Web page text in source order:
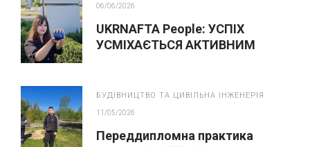
06/06/2026
UKRNAFTA People: УСПІХ
УСМІХАЄТЬСЯ АКТИВНИМ
БУДІВНИЦТВО ТА ЦИВІЛЬНА ІНЖЕНЕРІЯ
11/05/2026
Переддипломна практика